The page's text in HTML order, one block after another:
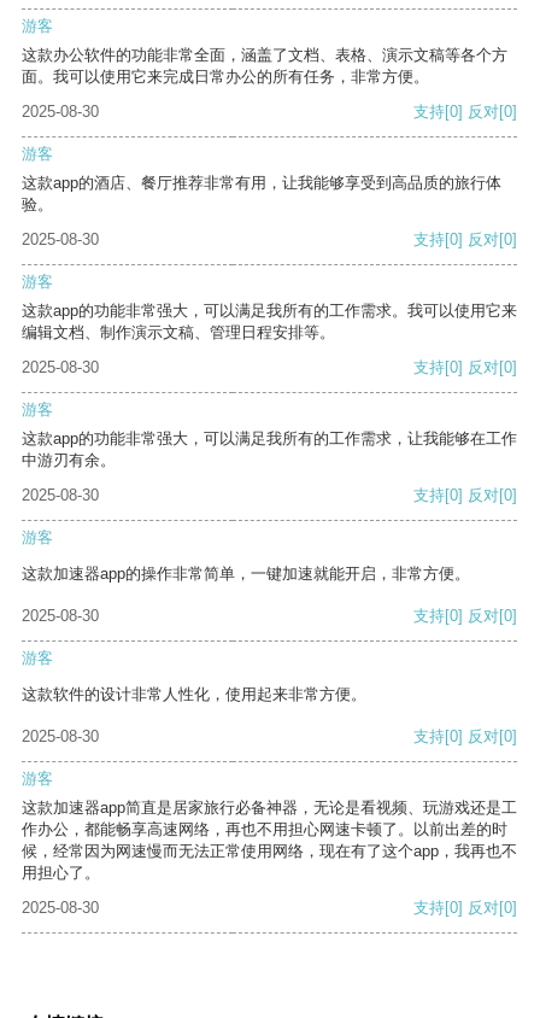
游客
这款办公软件的功能非常全面，涵盖了文档、表格、演示文稿等各个方
面。我可以使用它来完成日常办公的所有任务，非常方便。
2025-08-30
支持[0] 反对[0]
游客
这款app的酒店、餐厅推荐非常有用，让我能够享受到高品质的旅行体
验。
2025-08-30
支持[0] 反对[0]
游客
这款app的功能非常强大，可以满足我所有的工作需求。我可以使用它来
编辑文档、制作演示文稿、管理日程安排等。
2025-08-30
支持[0] 反对[0]
游客
这款app的功能非常强大，可以满足我所有的工作需求，让我能够在工作
中游刃有余。
2025-08-30
支持[0] 反对[0]
游客
这款加速器app的操作非常简单，一键加速就能开启，非常方便。
2025-08-30 支持[0] 反对[0]
游客
这款软件的设计非常人性化，使用起来非常方便。
2025-08-30 支持[0] 反对[0]
游客
这款加速器app简直是居家旅行必备神器，无论是看视频、玩游戏还是工
作办公，都能畅享高速网络，再也不用担心网速卡顿了。以前出差的时
候，经常因为网速慢而无法正常使用网络，现在有了这个app，我再也不
用担心了。
2025-08-30
支持[0] 反对[0]